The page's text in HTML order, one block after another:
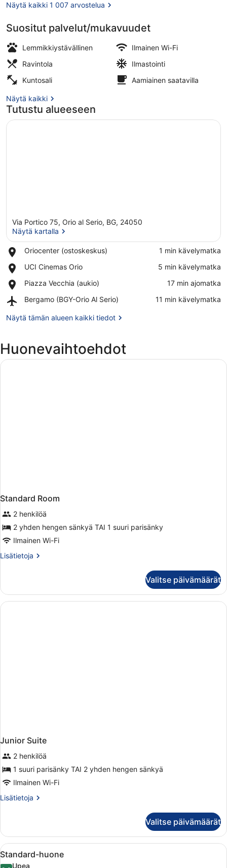
Ulkopuoli
Näytä kaikki 1 007 arvostelua
Suositut palvelut/mukavuudet
Lemmikkiystävällinen
Ilmainen Wi-Fi
Ravintola
Ilmastointi
Kuntosali
Aamiainen saatavilla
Näytä kaikki
Tutustu alueeseen
Via Portico 75, Orio al Serio, BG, 24050
Näytä kartalla
Oriocenter (ostoskeskus)
Place,
(ostoskeskus)
‪1 min kävelymatka‬
UCI Cinemas Orio
Place,
Cinemas
‪5 min kävelymatka‬
Piazza Vecchia (aukio)
Place,
Vecchia
‪17 min ajomatka‬
Bergamo (BGY-Orio Al Serio)
Airport,
(BGY-
Serio)
‪11 min kävelymatka‬
Näytä tämän alueen kaikki tiedot
Huonevaihtoehdot
Standard Room
2 henkilöä
2 yhden hengen sänkyä TAI 1 suuri parisänky
Ilmainen Wi-Fi
Lisätietoja
Lisätietoja
Valitse päivämäärät
Junior Suite
2 henkilöä
1 suuri parisänky TAI 2 yhden hengen sänkyä
Ilmainen Wi-Fi
Lisätietoja
Lisätietoja
Valitse päivämäärät
Avaa
kaikki
Hotellihuone, jossa on suuri
7
Standard-huone
Upea